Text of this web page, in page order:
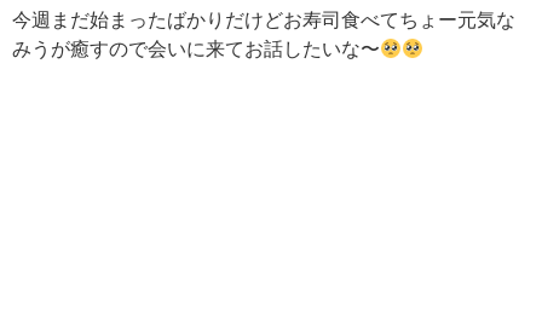
今週まだ始まったばかりだけどお寿司食べてちょー元気な
みうが癒すので会いに来てお話したいな〜